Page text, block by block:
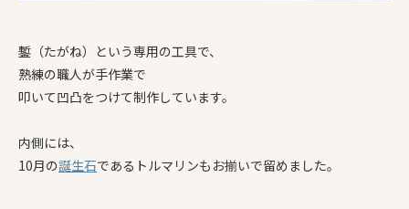
鏨（たがね）という専用の工具で、
熟練の職人が手作業で
叩いて凹凸をつけて制作しています。
内側には、
10月の誕生石であるトルマリンもお揃いで留めました。